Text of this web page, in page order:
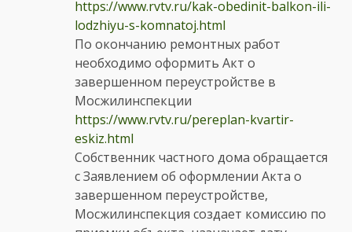
https://www.rvtv.ru/kak-obedinit-balkon-ili-
lodzhiyu-s-komnatoj.html
По окончанию ремонтных работ
необходимо оформить Акт о
завершенном переустройстве в
Мосжилинспекции
https://www.rvtv.ru/pereplan-kvartir-
eskiz.html
Собственник частного дома обращается
с Заявлением об оформлении Акта о
завершенном переустройстве,
Мосжилинспекция создает комиссию по